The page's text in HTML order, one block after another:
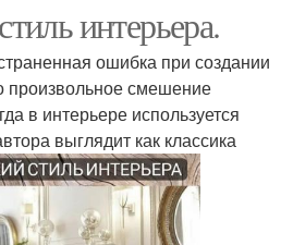
интерьера.
ошибка при создании
произвольное смешение
в интерьере используется
выглядит как классика